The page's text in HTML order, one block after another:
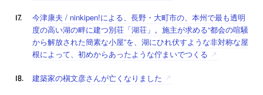
今津康夫 / ninkipen!による、長野・大町市の、本州で最も透明
度の高い湖の畔に建つ別荘「湖荘」。施主が求める“都会の喧騒
から解放された簡素な小屋”を、湖にひれ伏すような非対称な屋
根によって、初めからあったような佇まいでつくる
建築家の槇文彦さんが亡くなりました